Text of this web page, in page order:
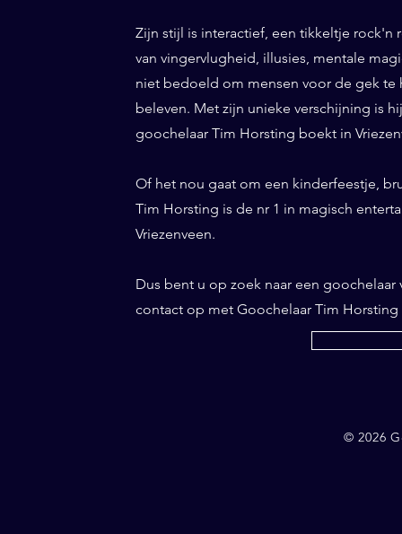
Zijn stijl is interactief, een tikkeltje rock'n
van vingervlugheid, illusies, mentale
niet bedoeld om mensen voor de gek te
beleven. Met zijn unieke verschijning is
goochelaar Tim Horsting boekt in
Of het nou gaat om een kinderfeestje,
Tim Horsting is de nr 1 in magisch
Vriezenveen.
Dus bent u op zoek naar een
contact op met Goochelaar Tim Horsting
© 2026